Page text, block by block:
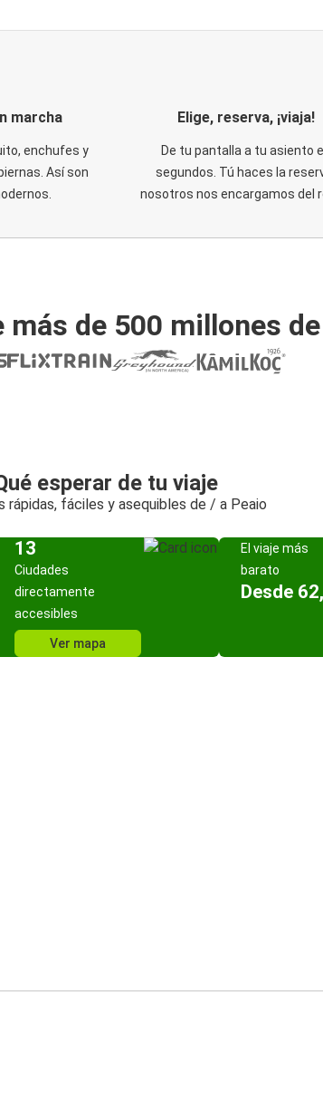
marcha
enchufes y
Así son
Elige, reserva, ¡viaja!
De tu pantalla a tu asiento
segundos. Tú haces la
nosotros nos encargamos del
más de 500 millones
esperar de tu viaje
rápidas, fáciles y asequibles de / a Peaio
13
Ciudades
directamente
accesibles
Ver mapa
El viaje más
barato
Desde